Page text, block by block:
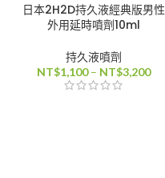
日本2H2D持久液經典版男性
外用延時噴劑10ml
持久液噴劑
NT$1,100 – NT$3,200價